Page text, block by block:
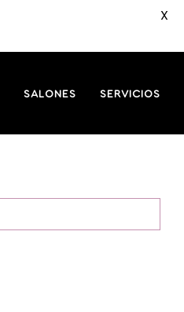
SALONES SERVICIOS
X